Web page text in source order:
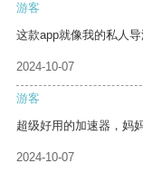
游客
这款app就像我的私人
2024-10-07
游客
超级好用的加速器，妈
2024-10-07